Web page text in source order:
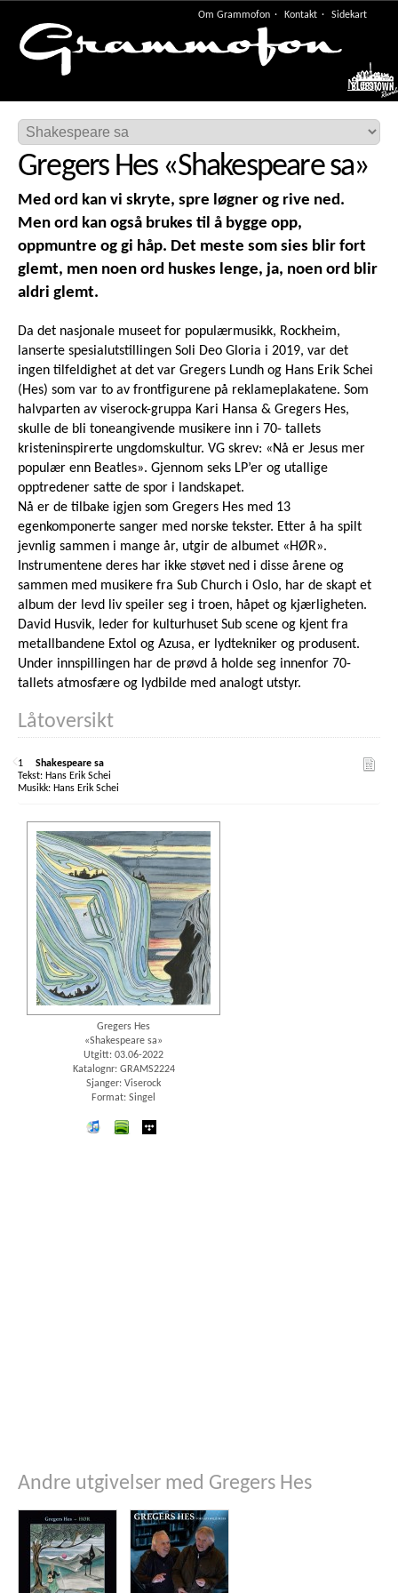
Om Grammofon Kontakt Sidekart
Meny
Gregers Hes«Shakespeare sa»
Med ord kan vi skryte, spre løgner og rive ned.
Men ord kan også brukes til å bygge opp,
oppmuntre og gi håp. Det meste som sies blir fort
glemt, men noen ord huskes lenge, ja, noen ord blir
aldri glemt.
Da det nasjonale museet for populærmusikk, Rockheim,
lanserte spesialutstillingen Soli Deo Gloria i 2019, var det
ingen tilfeldighet at det var Gregers Lundh og Hans Erik Schei
(Hes) som var to av frontfigurene på reklameplakatene. Som
halvparten av viserock-gruppa Kari Hansa & Gregers Hes,
skulle de bli toneangivende musikere inn i 70- tallets
kristeninspirerte ungdomskultur. VG skrev: «Nå er Jesus mer
populær enn Beatles». Gjennom seks LP’er og utallige
opptredener satte de spor i landskapet.
Nå er de tilbake igjen som Gregers Hes med 13
egenkomponerte sanger med norske tekster. Etter å ha spilt
jevnlig sammen i mange år, utgir de albumet «HØR».
Instrumentene deres har ikke støvet ned i disse årene og
sammen med musikere fra Sub Church i Oslo, har de skapt et
album der levd liv speiler seg i troen, håpet og kjærligheten.
David Husvik, leder for kulturhuset Sub scene og kjent fra
metallbandene Extol og Azusa, er lydtekniker og produsent.
Under innspillingen har de prøvd å holde seg innenfor 70-
tallets atmosfære og lydbilde med analogt utstyr.
Låtoversikt
1
Shakespeare sa
Hans Erik Schei
Hans Erik Schei
Gregers Hes
«Shakespeare sa»
Utgitt: 03.06-2022
Katalognr: GRAMS2224
Sjanger: Viserock
Format: Singel
iTunes spotify
Andre utgivelser med Gregers Hes